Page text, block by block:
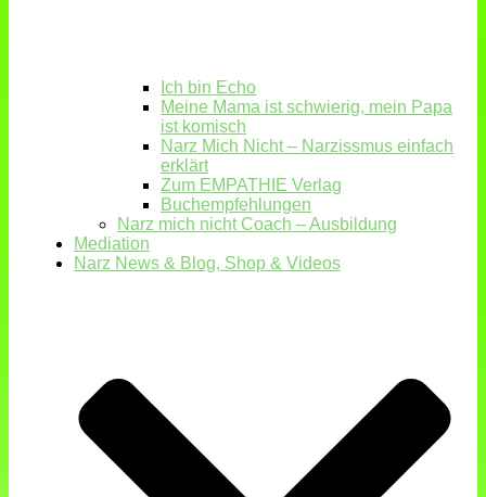
Ich bin Echo
Meine Mama ist schwierig, mein Papa
ist komisch
Narz Mich Nicht – Narzissmus einfach
erklärt
Zum EMPATHIE Verlag
Buchempfehlungen
Narz mich nicht Coach – Ausbildung
Mediation
Narz News & Blog, Shop & Videos